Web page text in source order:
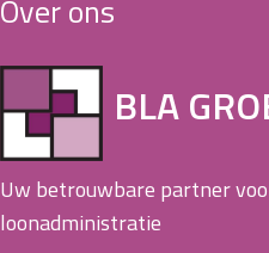
Over ons
BLA
Uw betrouwbare partner
loonadministratie